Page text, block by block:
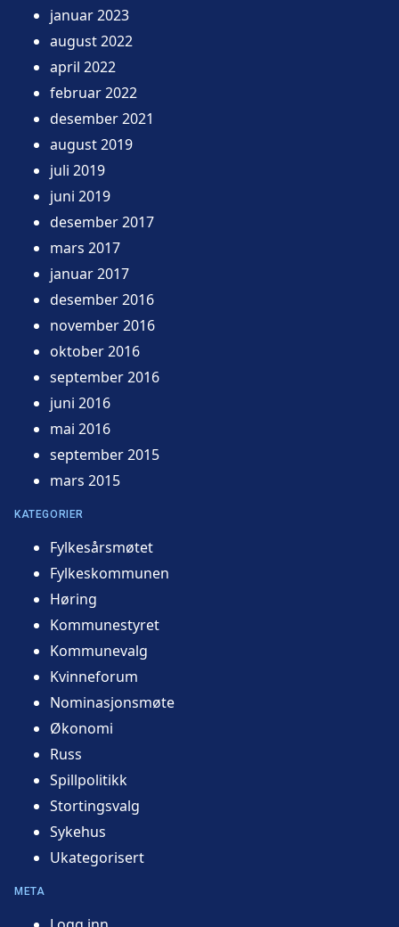
januar 2023
august 2022
april 2022
februar 2022
desember 2021
august 2019
juli 2019
juni 2019
desember 2017
mars 2017
januar 2017
desember 2016
november 2016
oktober 2016
september 2016
juni 2016
mai 2016
september 2015
mars 2015
KATEGORIER
Fylkesårsmøtet
Fylkeskommunen
Høring
Kommunestyret
Kommunevalg
Kvinneforum
Nominasjonsmøte
Økonomi
Russ
Spillpolitikk
Stortingsvalg
Sykehus
Ukategorisert
META